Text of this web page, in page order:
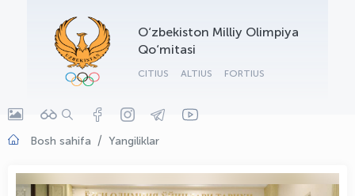
O‘zbekiston Milliy Olimpiya
Qo‘mitasi
CITIUS ALTIUS FORTIUS
Bosh sahifa Yangiliklar
OLYMPCHIK AI - yordamchi
Onlayn · olympic.uz